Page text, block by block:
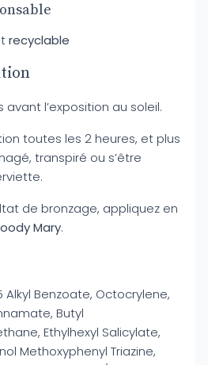
recyclable
l’exposition au soleil.
toutes les 2 heures, et plus
transpiré ou s’être
de bronzage, appliquez en
Mary.
Alkyl Benzoate, Octocrylene,
Butyl
Ethylhexyl Salicylate,
Methoxyphenyl Triazine,